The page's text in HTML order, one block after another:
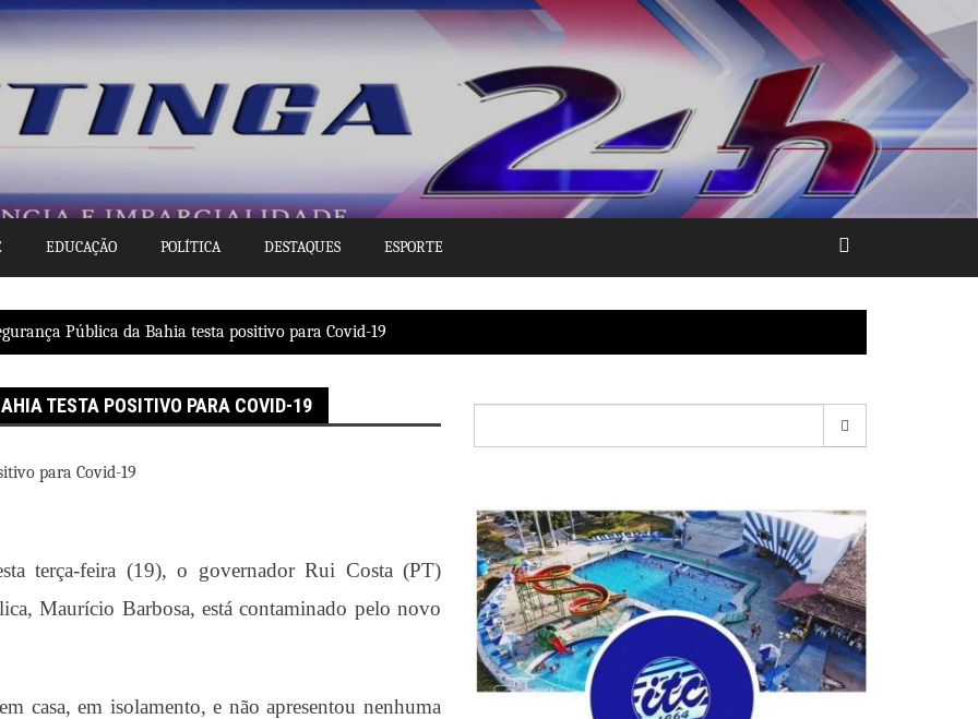
EDUCAÇÃO POLÍTICA DESTAQUES ESPORTE
Pública da Bahia testa positivo para Covid-19
TESTA POSITIVO PARA COVID-19
terça-feira (19), o governador Rui Costa (PT)
Maurício Barbosa, está contaminado pelo novo
casa, em isolamento, e não apresentou nenhuma
por: